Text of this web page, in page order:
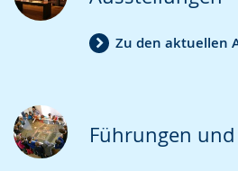
Zu den aktuellen
Führungen